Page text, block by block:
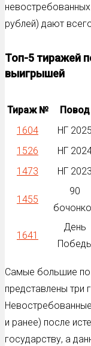
рублей) дают
Топ-5 тиражей
выигрышей
Тираж № Повод
1604
НГ 2025
1526
НГ
1473
НГ 2023
1455
90
1641
День
Самые большие по
представлены три
и ранее) после
государству, а